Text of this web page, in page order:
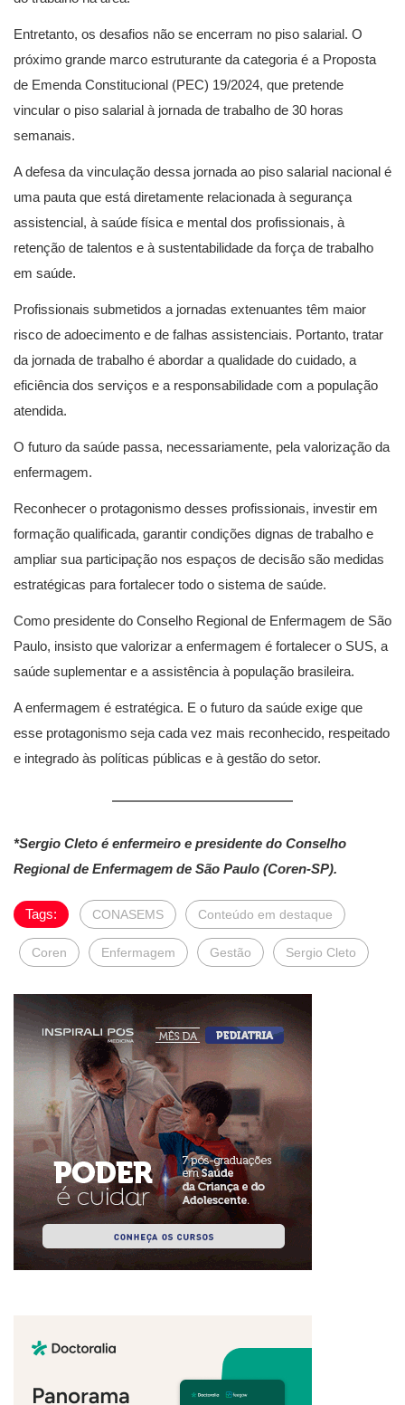
Entretanto, os desafios não se encerram no piso salarial. O
próximo grande marco estruturante da categoria é a Proposta
de Emenda Constitucional (PEC) 19/2024, que pretende
vincular o piso salarial à jornada de trabalho de 30 horas
semanais.
A defesa da vinculação dessa jornada ao piso salarial nacional é
uma pauta que está diretamente relacionada à segurança
assistencial, à saúde física e mental dos profissionais, à
retenção de talentos e à sustentabilidade da força de trabalho
em saúde.
Profissionais submetidos a jornadas extenuantes têm maior
risco de adoecimento e de falhas assistenciais. Portanto, tratar
da jornada de trabalho é abordar a qualidade do cuidado, a
eficiência dos serviços e a responsabilidade com a população
atendida.
O futuro da saúde passa, necessariamente, pela valorização da
enfermagem.
Reconhecer o protagonismo desses profissionais, investir em
formação qualificada, garantir condições dignas de trabalho e
ampliar sua participação nos espaços de decisão são medidas
estratégicas para fortalecer todo o sistema de saúde.
Como presidente do Conselho Regional de Enfermagem de São
Paulo, insisto que valorizar a enfermagem é fortalecer o SUS, a
saúde suplementar e a assistência à população brasileira.
A enfermagem é estratégica. E o futuro da saúde exige que
esse protagonismo seja cada vez mais reconhecido, respeitado
e integrado às políticas públicas e à gestão do setor.
*Sergio Cleto é enfermeiro e presidente do Conselho
Regional de Enfermagem de São Paulo (Coren-SP).
Tags: CONASEMS Conteúdo em destaque
Coren Enfermagem Gestão Sergio Cleto